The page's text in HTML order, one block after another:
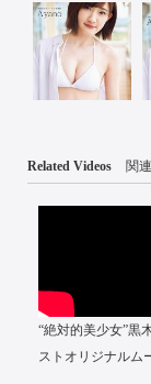
Related Videos 関
“絶対的美少女”黒
ストオリジナルム